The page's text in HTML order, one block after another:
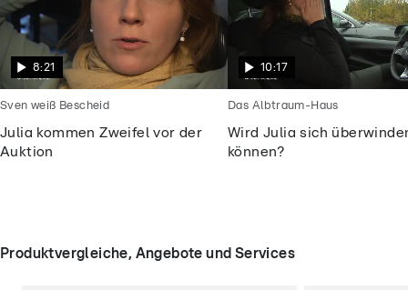
Julia will endlich frei sein vom
Alptraummann
8:21
Julia kommen Zweifel vor der
Auktion
Sven weiß Bescheid
10:17
Wird Julia sich
können?
Das Albtraum-Haus
Produktvergleiche, Angebote und Services